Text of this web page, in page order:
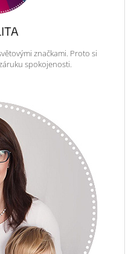
značkami. Proto si
spokojenosti.